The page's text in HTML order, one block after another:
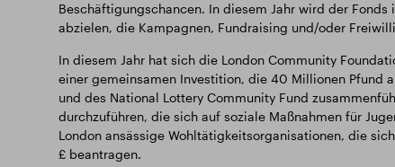
Beschäftigungschancen. In diesem Jahr wird der
abzielen, die Kampagnen, Fundraising und/oder
In diesem Jahr hat sich die London Community
einer gemeinsamen Investition, die 40 Millionen Pfund
und des National Lottery Community Fund
durchzuführen, die sich auf soziale Maßnahmen für
London ansässige Wohltätigkeitsorganisationen, die
£ beantragen.